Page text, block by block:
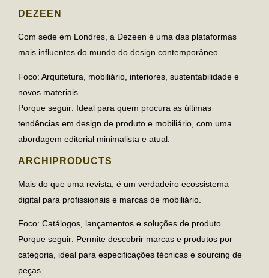
DEZEEN
Com sede em Londres, a Dezeen é uma das plataformas
mais influentes do mundo do design contemporâneo.
Foco: Arquitetura, mobiliário, interiores, sustentabilidade e
novos materiais.
Porque seguir: Ideal para quem procura as últimas
tendências em design de produto e mobiliário, com uma
abordagem editorial minimalista e atual.
ARCHIPRODUCTS
Mais do que uma revista, é um verdadeiro ecossistema
digital para profissionais e marcas de mobiliário.
Foco: Catálogos, lançamentos e soluções de produto.
Porque seguir: Permite descobrir marcas e produtos por
categoria, ideal para especificações técnicas e sourcing de
peças.